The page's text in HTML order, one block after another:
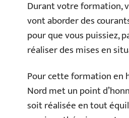
Durant votre formation,
vont aborder des
pour que vous puissiez,
réaliser des mises en
Pour cette formation en
Nord met un point
soit réalisée en tout